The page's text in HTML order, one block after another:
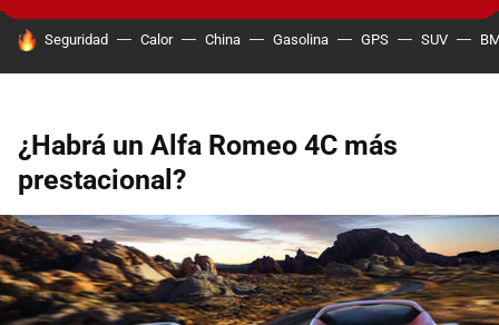
HOY SE HABLA DE
Seguridad Calor China Gasolina GPS SUV
¿Habrá un Alfa Romeo 4C más
prestacional?